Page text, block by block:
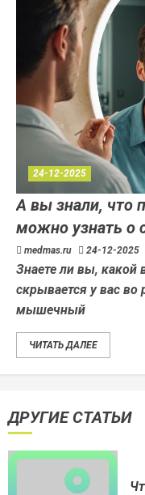
24-12-2025
А вы знали, что
можно узнать о
medmas.ru 24-12-2025
Знаете ли вы,
скрывается у вас
мышечный
ЧИТАТЬ ДАЛЕЕ
ДРУГИЕ СТАТЬИ